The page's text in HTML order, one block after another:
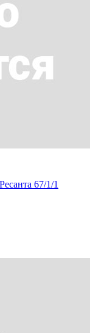
67/1/1